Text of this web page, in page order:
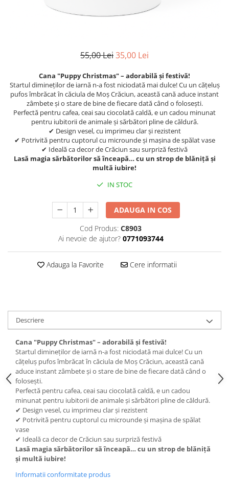
55,00 Lei35,00 Lei
Cana "Puppy Christmas" – adorabilă și festivă!
Startul dimineților de iarnă n-a fost niciodată mai dulce! Cu un cățeluș
pufos îmbrăcat în căciula de Moș Crăciun, această cană aduce instant
zâmbete și o stare de bine de fiecare dată când o folosești.
Perfectă pentru cafea, ceai sau ciocolată caldă, e un cadou minunat
pentru iubitorii de animale și sărbători pline de căldură.
✔ Design vesel, cu imprimeu clar și rezistent
✔ Potrivită pentru cuptorul cu microunde și mașina de spălat vase
✔ Ideală ca decor de Crăciun sau surpriză festivă
Lasă magia sărbătorilor să înceapă… cu un strop de blăniță și
multă iubire!
IN STOC
ADAUGA IN COS
Cod Produs: C8903
Ai nevoie de ajutor? 0771093744
Adauga la Favorite Cere informatii
Descriere
Cana "Puppy Christmas" – adorabilă și festivă!
Startul dimineților de iarnă n-a fost niciodată mai dulce! Cu un
cățeluș pufos îmbrăcat în căciula de Moș Crăciun, această cană
aduce instant zâmbete și o stare de bine de fiecare dată când o
folosești.
Perfectă pentru cafea, ceai sau ciocolată caldă, e un cadou
minunat pentru iubitorii de animale și sărbători pline de căldură.
✔ Design vesel, cu imprimeu clar și rezistent
✔ Potrivită pentru cuptorul cu microunde și mașina de spălat
vase
✔ Ideală ca decor de Crăciun sau surpriză festivă
Lasă magia sărbătorilor să înceapă… cu un strop de blăniță
și multă iubire!
Informatii conformitate produs